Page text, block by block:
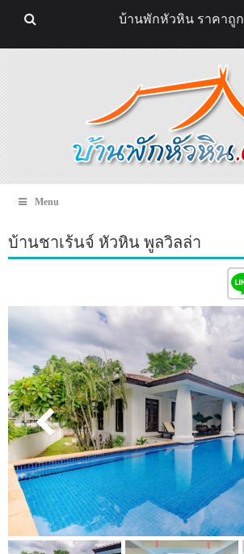
Menu
​​บ้านชาเร้นจ์ หัวหิน พูลวิลล่า
บ้านพักหัวหิน ราคาถูก